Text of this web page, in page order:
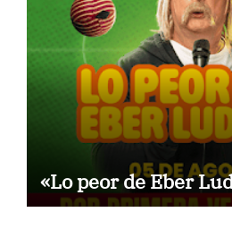
«Lo peor de Eber